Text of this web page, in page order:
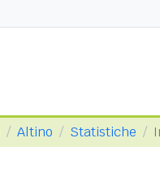
Altino Statistiche